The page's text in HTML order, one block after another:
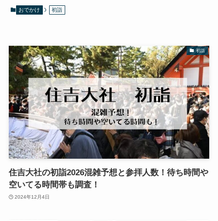
おでかけ 初詣
初詣
住吉大社の初詣2026混雑予想と参拝人数！待ち時間や
空いてる時間帯も調査！
2024年12月4日